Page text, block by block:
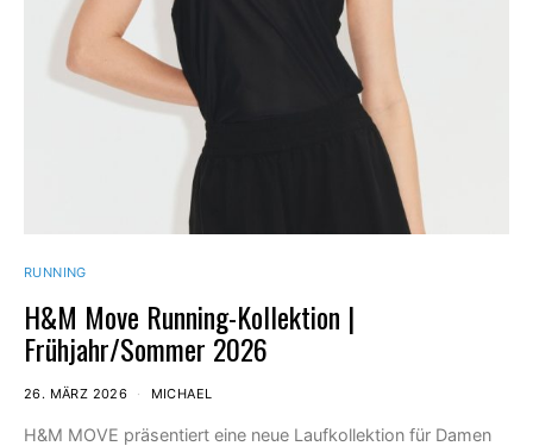
RUNNING
H&M Move Running-Kollektion |
Frühjahr/Sommer 2026
26. MÄRZ 2026 MICHAEL
H&M MOVE präsentiert eine neue Laufkollektion für Damen